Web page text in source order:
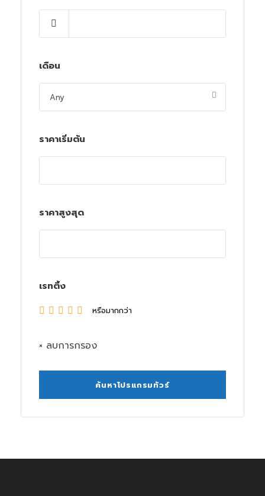
เดือน
ราคาเริ่มต้น
ราคาสูงสุด
เรทติ้ง
หรือมากกว่า
× ลบการกรอง